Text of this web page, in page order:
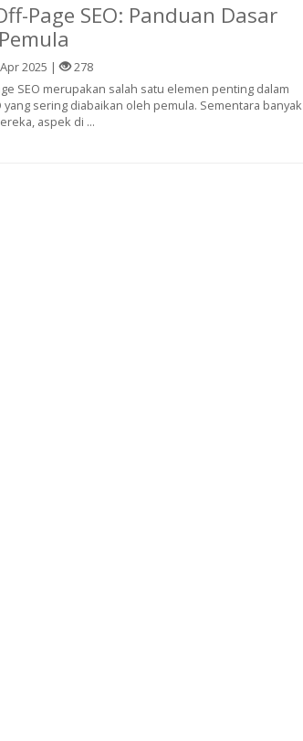
Page SEO: Panduan Dasar
Apr 2025 |
278
SEO merupakan salah satu elemen penting dalam
yang sering diabaikan oleh pemula. Sementara banyak
aspek di ...